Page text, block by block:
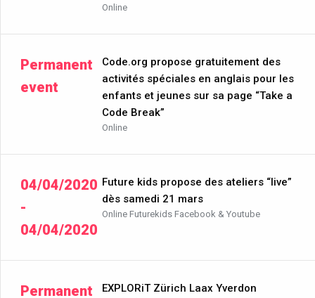
Online
Permanent
event
Code.org propose gratuitement des
activités spéciales en anglais pour les
enfants et jeunes sur sa page “Take a
Code Break”
Online
04/04/2020
-
04/04/2020
Future kids propose des ateliers “live”
dès samedi 21 mars
Online Futurekids Facebook & Youtube
Permanent
EXPLORiT Zürich Laax Yverdon